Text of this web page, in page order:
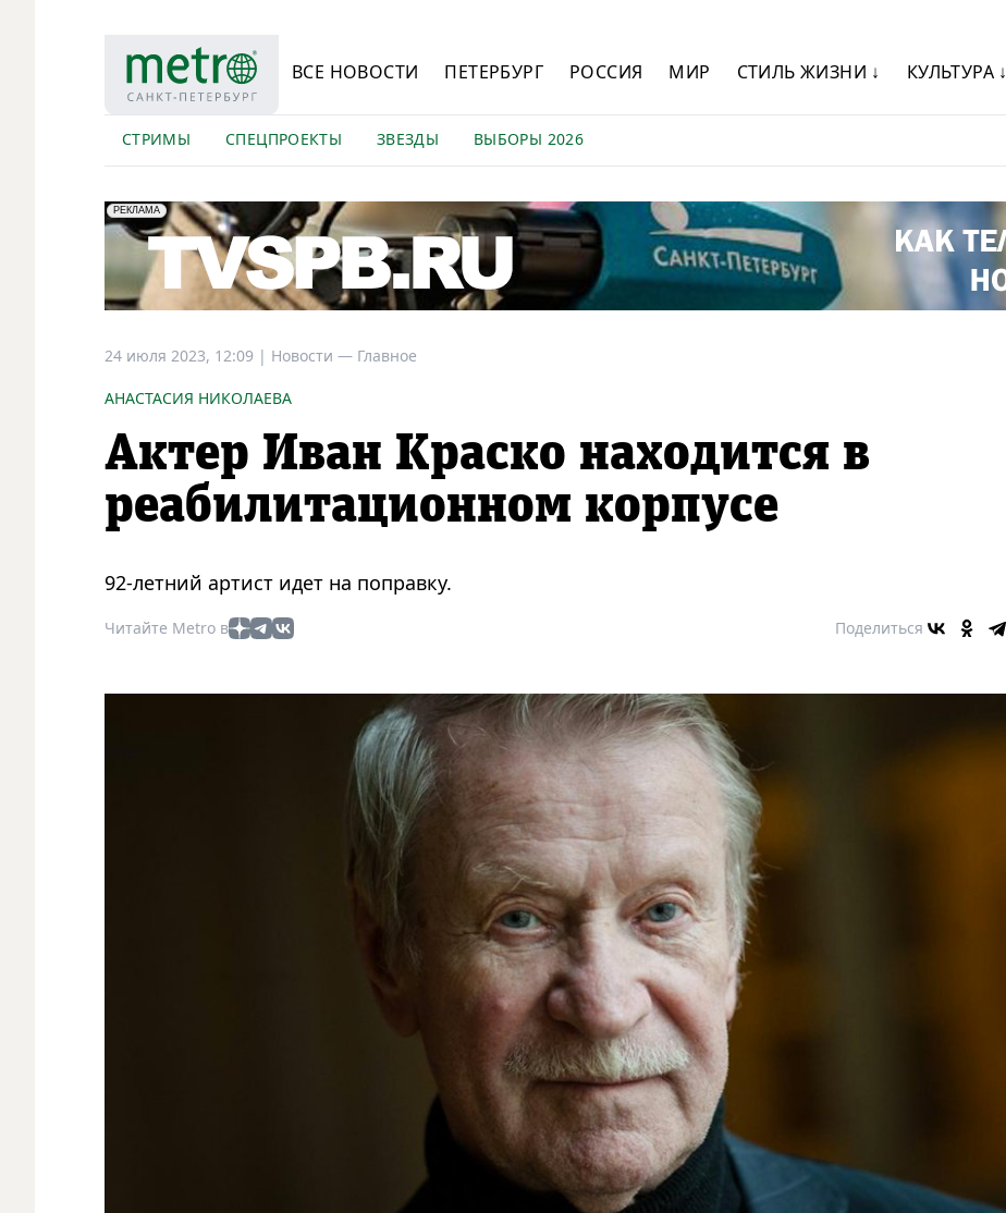
ВСЕ НОВОСТИ ПЕТЕРБУРГ РОССИЯ МИР СТИЛЬ ЖИЗНИ ↓ КУЛЬТУРА ↓
СТРИМЫ СПЕЦПРОЕКТЫ ЗВЕЗДЫ ВЫБОРЫ 2026
erid: LdtCK5Efv
РЕКЛАМА
АО "ГАТР", ИНН: 7841320717
24 июля 2023, 12:09 | Новости — Главное
АНАСТАСИЯ НИКОЛАЕВА
Актер Иван Краско находится в
реабилитационном корпусе
92-летний артист идет на поправку.
Читайте Metro в Поделиться